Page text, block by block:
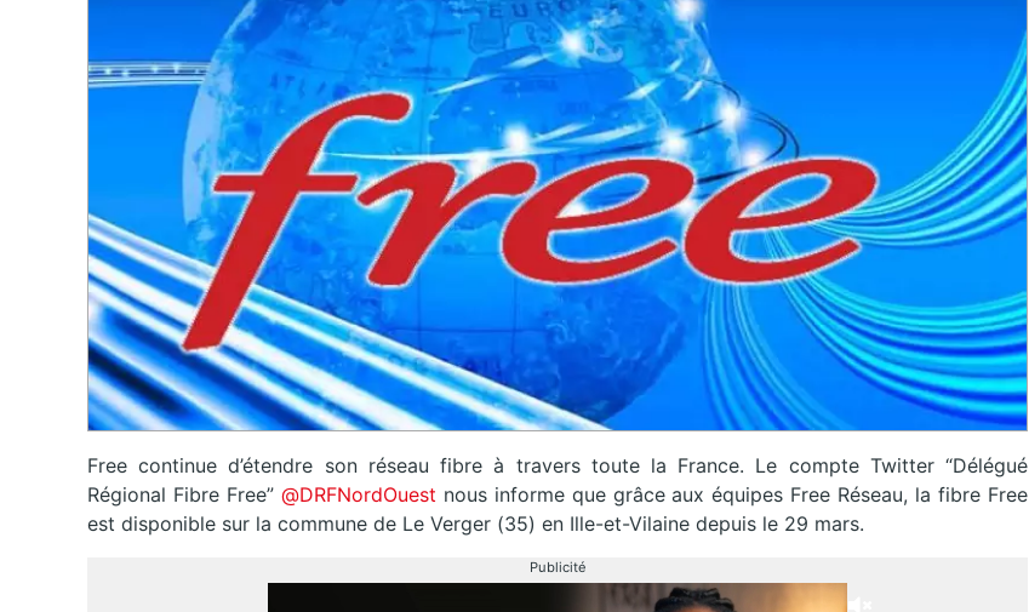
Free continue d’étendre son réseau fibre à travers toute la France. Le compte Twitter “Délégué
Régional Fibre Free” @DRFNordOuest nous informe que grâce aux équipes Free Réseau, la fibre Free
est disponible sur la commune de Le Verger (35) en Ille-et-Vilaine depuis le 29 mars.
Publicité